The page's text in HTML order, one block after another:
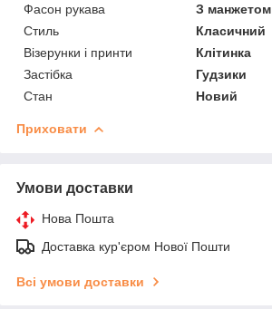
Фасон рукава
З манжетом
Стиль
Класичний
Візерунки і принти
Клітинка
Застібка
Гудзики
Стан
Новий
Приховати
Умови доставки
Нова Пошта
Доставка кур'єром Нової Пошти
Всі умови доставки